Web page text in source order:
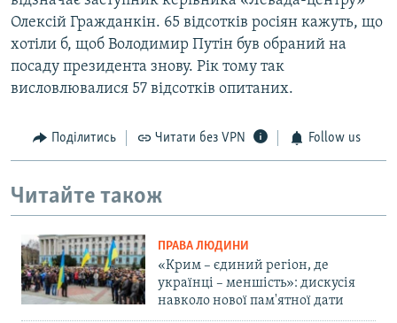
Олексій Гражданкін. 65 відсотків росіян кажуть, що
хотіли б, щоб Володимир Путін був обраний на
посаду президента знову. Рік тому так
висловлювалися 57 відсотків опитаних.
Поділитись Читати без VPN Follow us
Читайте також
ПРАВА ЛЮДИНИ
«Крим – єдиний регіон, де
українці – меншість»: дискусія
навколо нової пам'ятної дати